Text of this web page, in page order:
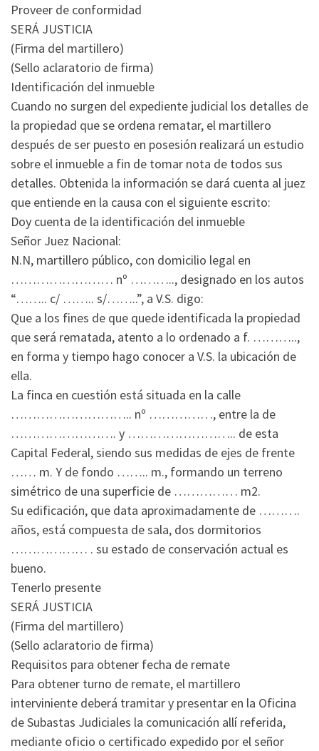
Proveer de conformidad
SERÁ JUSTICIA
(Firma del martillero)
(Sello aclaratorio de firma)
Identificación del inmueble
Cuando no surgen del expediente judicial los detalles de
la propiedad que se ordena rematar, el martillero
después de ser puesto en posesión realizará un estudio
sobre el inmueble a fin de tomar nota de todos sus
detalles. Obtenida la información se dará cuenta al juez
que entiende en la causa con el siguiente escrito:
Doy cuenta de la identificación del inmueble
Señor Juez Nacional:
N.N, martillero público, con domicilio legal en
…………………… nº ……….., designado en los autos
“…….. c/ …….. s/……..”, a V.S. digo:
Que a los fines de que quede identificada la propiedad
que será rematada, atento a lo ordenado a f. ………..,
en forma y tiempo hago conocer a V.S. la ubicación de
ella.
La finca en cuestión está situada en la calle
……………………….. nº ……………, entre la de
……………………. y …………………….. de esta
Capital Federal, siendo sus medidas de ejes de frente
…… m. Y de fondo …….. m., formando un terreno
simétrico de una superficie de …………… m2.
Su edificación, que data aproximadamente de ……….
años, está compuesta de sala, dos dormitorios
……………… . su estado de conservación actual es
bueno.
Tenerlo presente
SERÁ JUSTICIA
(Firma del martillero)
(Sello aclaratorio de firma)
Requisitos para obtener fecha de remate
Para obtener turno de remate, el martillero
interviniente deberá tramitar y presentar en la Oficina
de Subastas Judiciales la comunicación allí referida,
mediante oficio o certificado expedido por el señor